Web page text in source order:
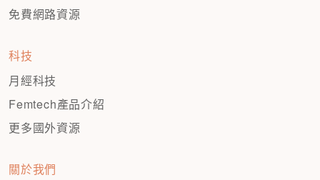
免費網路資源
科技
月經科技
Femtech產品介紹
更多國外資源
關於我們